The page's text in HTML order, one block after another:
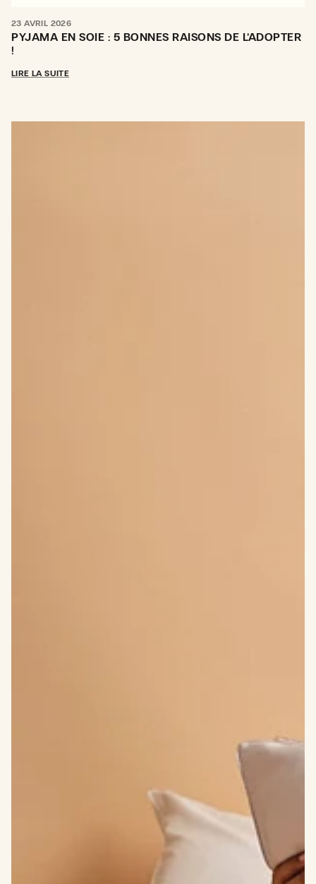
23 AVRIL 2026
PYJAMA EN SOIE : 5 BONNES RAISONS DE L’ADOPTER
!
LIRE LA SUITE